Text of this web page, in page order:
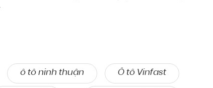
ô tô ninh thuận Ô tô Vinfast